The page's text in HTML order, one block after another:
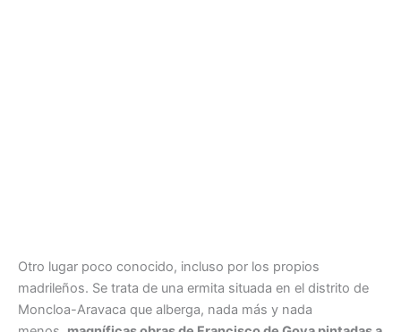
Otro lugar poco conocido, incluso por los propios
madrileños. Se trata de una ermita situada en el distrito de
Moncloa-Aravaca que alberga, nada más y nada